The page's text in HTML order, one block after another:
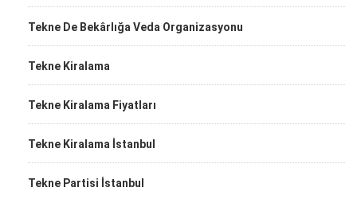
Tekne De Bekârlığa Veda Organizasyonu
Tekne Kiralama
Tekne Kiralama Fiyatları
Tekne Kiralama İstanbul
Tekne Partisi İstanbul